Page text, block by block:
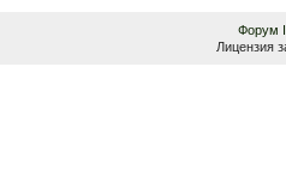
Форум
Лицензия